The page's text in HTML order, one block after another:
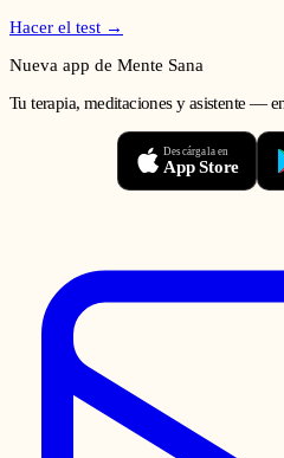
Hacer el test →
Nueva app de Mente Sana
Tu terapia, meditaciones y asistente —
Descárgala en
App Store